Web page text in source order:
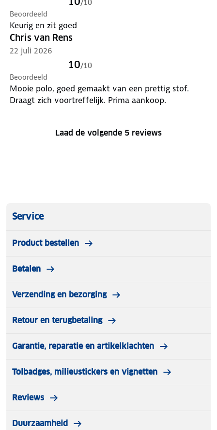
/10
Beoordeeld
Keurig en zit goed
Chris van Rens
22 juli 2026
10/10
Beoordeeld
Mooie polo, goed gemaakt van een prettig stof.
Draagt zich voortreffelijk. Prima aankoop.
Laad de volgende 5 reviews
Service
Product bestellen
Betalen
Verzending en bezorging
Retour en terugbetaling
Garantie, reparatie en artikelklachten
Tolbadges, milieustickers en vignetten
Reviews
Duurzaamheid